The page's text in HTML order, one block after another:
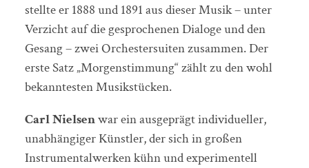
stellte er 1888 und 1891 aus dieser Musik – unter
Verzicht auf die gesprochenen Dialoge und den
Gesang – zwei Orchestersuiten zusammen. Der
erste Satz „Morgenstimmung“ zählt zu den wohl
bekanntesten Musikstücken.
Carl Nielsenwar ein ausgeprägt individueller,
unabhängiger Künstler, der sich in großen
Instrumentalwerken kühn und experimentell